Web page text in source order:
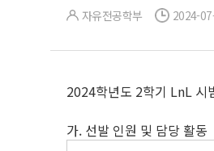
자유전공학부 2024-
2024학년도 2학기 LnL 시
가. 선발 인원 및 담당 활동